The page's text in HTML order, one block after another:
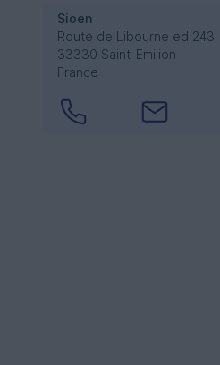
Sioen
Route de Libourne ed 243
33330 Saint-Emilion
France